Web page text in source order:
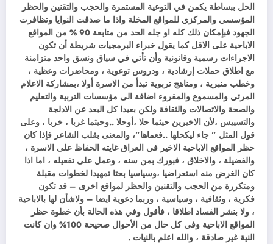
الحل ببساطة يكمن في التوعية المستمرة والحجب والتقنين والحظر
المؤسسي والمركزي للمواقع المخلة واذا ما صدقت النوايا وتظافرت
الجهود فبإمكان ذلك كله او جله الحد من متابعة 90 % من المواقع
الاباحية على الاقل كما يقول خبراء البرمجيات شريطة أن تكون
الاجراءات رسمية وقانونية وأن تأتي في سياق ونسق واحد متزامنة
مع اطلاق حملات إرشادية ، ودروس توعوية ، ومحاضرات وعظية ،
وخطب منبرية ، ومناهج تربوية تبدأ من الاسرة أولا ،بمشاركة الاعلام
المرئي والمسموع والمقروء اضافة الى مؤسسات التربية والتعليم
والصحة والاتصالات والثقافة ولكن بعيدا كل البعد عن الادلجة
والتسييس ،لأن الاخيرين حيثما حلا ،أوحلا ..وحيثما غربا ، خربا ، وعلى
قول المثل ” جاء ليكحلها ..فعماها”، والمعنى بقلب الشاعر فإذا كان
حظر المواقع الاباحية الاخير في العراق غايته الحفاظ على الاسرة ،
والفضيلة ، والاخلاق ، فبورك بمن سنه ، وعمل على تفعيله ، اما اذا
كان الغرض منه استعراضيا ،وسياسيا بحتا تمهيدا لخطوات مقبلة
ومتكررة من الحجب والتقنين والحظر لمواقع اخرى – قد تكون
فكرية ، وثقافية ، وسياسية ، وربما دعوية ايضا – ولاشأن لها بالاباحية
، ولا بنشر الفساد اطلاقا ، فأقول وفي هذه الحالة بأن خطوة حظر
المواقع الاباحية وفي كل حال من الأحوال صحيحة 100% وان كانت
النية غير صادقة ، والله اعلم بالنيات .